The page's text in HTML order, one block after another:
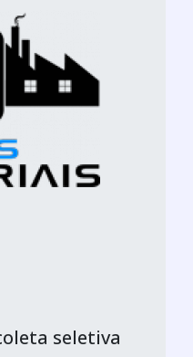
seletiva